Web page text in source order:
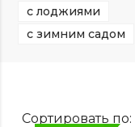
с лоджиями
с зимним садом
Сортировать по: